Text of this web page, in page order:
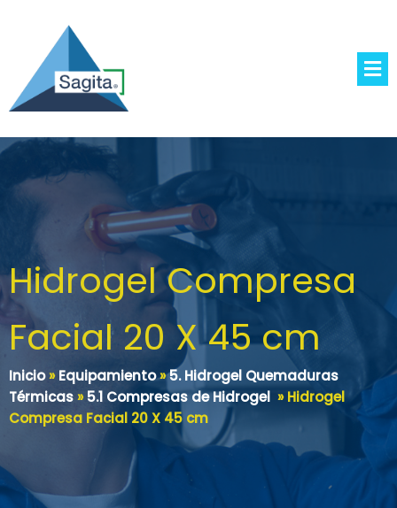
Hidrogel Compresa
Facial 20 X 45 cm
Inicio»Equipamiento»5. Hidrogel Quemaduras
Térmicas»5.1 Compresas de Hidrogel »Hidrogel
Compresa Facial 20 X 45 cm